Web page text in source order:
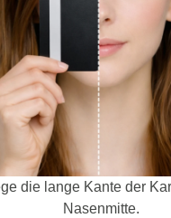
die lange Kante der
Nasenmitte.